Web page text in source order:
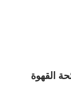
القهوة